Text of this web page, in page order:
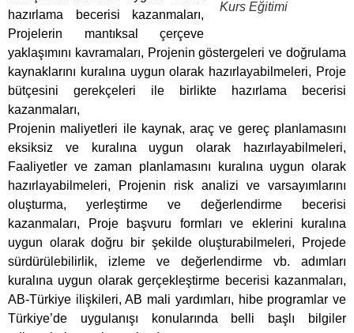
Faaliyetler ve zaman planlamasını kuralına uygun olarak
hazırlayabilmeleri, Projenin risk analizi ve varsayımlarını
oluşturma, yerleştirme ve değerlendirme becerisi
kazanmaları, Proje başvuru formları ve eklerini kuralına
uygun olarak doğru bir şekilde oluşturabilmeleri, Projede
sürdürülebilirlik, izleme ve değerlendirme vb. adımları
kuralına uygun olarak gerçekleştirme becerisi kazanmaları,
AB-Türkiye ilişkileri, AB mali yardımları, hibe programlar ve
Türkiye’de uygulanışı konularında belli başlı bilgiler
edinmeleri amaçlanmaktadır.
AB Hibe Fonlarına Yönelik Proje
Döngüsü Yönetimi Kursu
Programı Programın İçeriği;
AB ve AB-Türkiye İlişkileri
Avrupa Birliğinin kuruluş amaçları